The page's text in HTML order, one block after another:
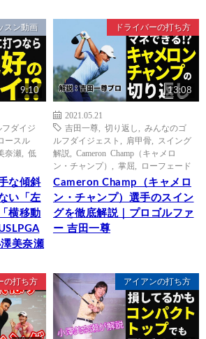
スン動画
9:10
フダイジ
ースル
奈瀬
低
な傾斜
い「左
横移動
美奈瀬
ドライバーの打ち方
13:08
2021.05.21
吉田一尊
切り返し
みんなのゴ
ルフダイジェスト
肩甲骨
スイング
解説
Cameron Champ（キャメロ
ン・チャンプ）
掌屈 ローフェード
Cameron Champ（キャメロ
ン・チャンプ）選手のスイン
グを徹底解説｜プロゴルファ
ー 吉田一尊
の打ち方 アイアンの打ち方